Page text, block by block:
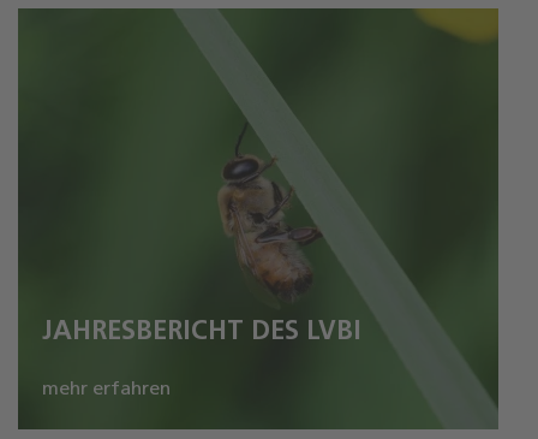
JAHRESBERICHT DES LVBI
mehr erfahren